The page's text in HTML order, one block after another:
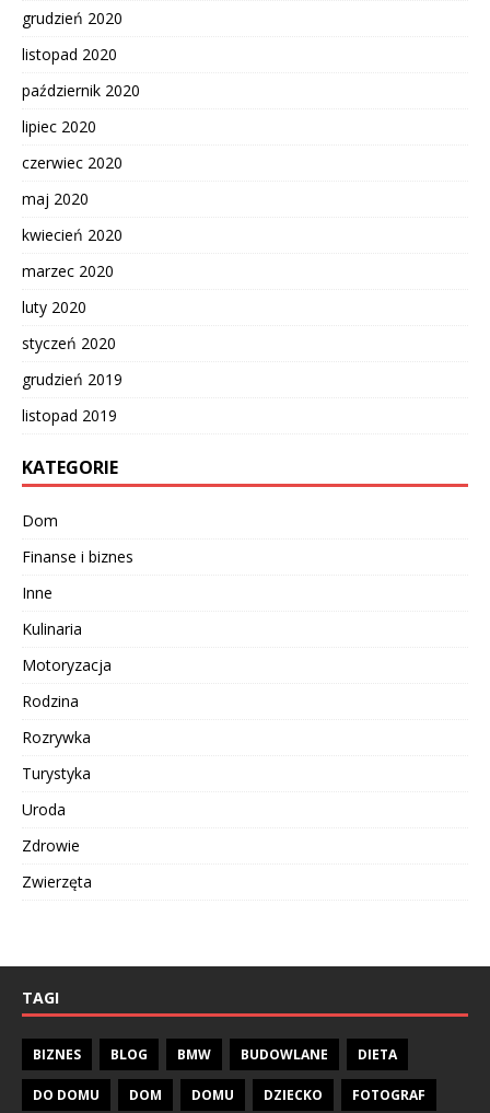
grudzień 2020
listopad 2020
październik 2020
lipiec 2020
czerwiec 2020
maj 2020
kwiecień 2020
marzec 2020
luty 2020
styczeń 2020
grudzień 2019
listopad 2019
KATEGORIE
Dom
Finanse i biznes
Inne
Kulinaria
Motoryzacja
Rodzina
Rozrywka
Turystyka
Uroda
Zdrowie
Zwierzęta
TAGI
BIZNES BLOG BMW BUDOWLANE DIETA
DO DOMU DOM DOMU DZIECKO FOTOGRAF